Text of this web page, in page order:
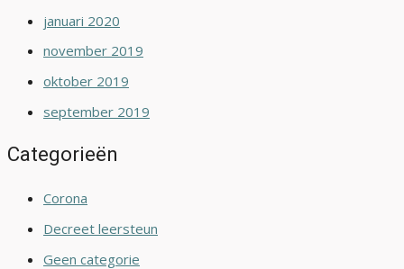
januari 2020
november 2019
oktober 2019
september 2019
Categorieën
Corona
Decreet leersteun
Geen categorie